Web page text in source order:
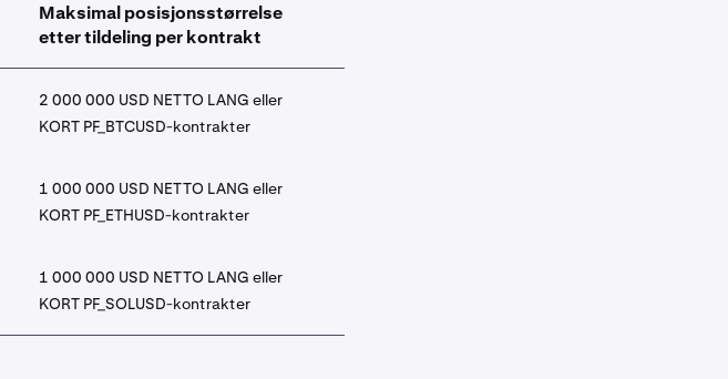
Maksimal posisjonsstørrelse
etter tildeling per kontrakt
2 000 000 USD NETTO LANG eller
KORT PF_BTCUSD-kontrakter
1 000 000 USD NETTO LANG eller
KORT PF_ETHUSD-kontrakter
1 000 000 USD NETTO LANG eller
KORT PF_SOLUSD-kontrakter